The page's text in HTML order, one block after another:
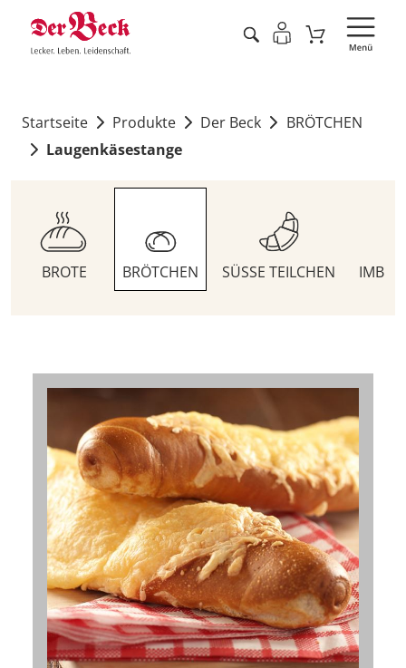
Startseite Produkte Der Beck
BRÖTCHEN
Laugenkäsestange
BROTE BRÖTCHEN SÜSSE TEILCHEN